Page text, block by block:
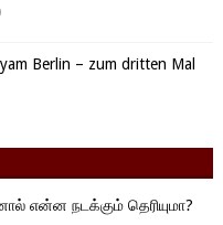
Berlin – zum dritten Mal
என்ன நடக்கும் தெரியுமா?